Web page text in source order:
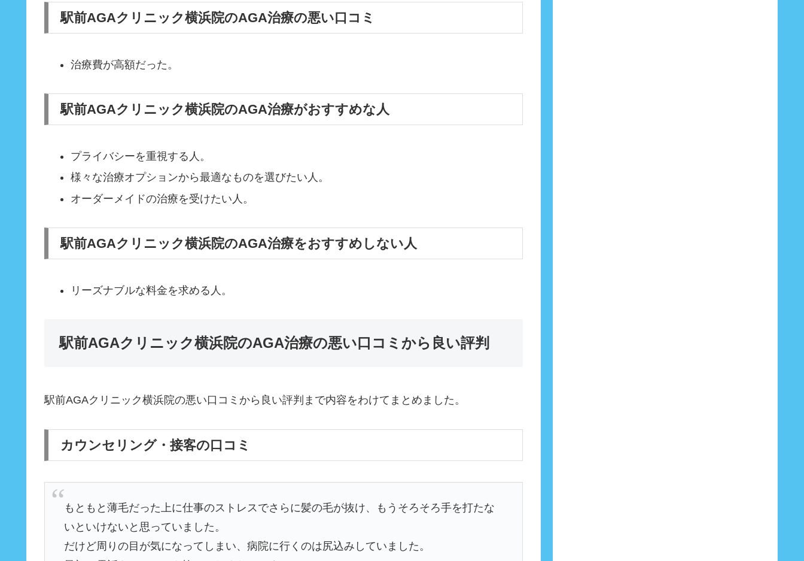
駅前AGAクリニック横浜院のAGA治療の悪い口コミ
治療費が高額だった。
駅前AGAクリニック横浜院のAGA治療がおすすめな人
プライバシーを重視する人。
様々な治療オプションから最適なものを選びたい人。
オーダーメイドの治療を受けたい人。
駅前AGAクリニック横浜院のAGA治療をおすすめしない人
リーズナブルな料金を求める人。
駅前AGAクリニック横浜院のAGA治療の悪い口コミから良い評判
駅前AGAクリニック横浜院の悪い口コミから良い評判まで内容をわけてまとめました。
カウンセリング・接客の口コミ
もともと薄毛だった上に仕事のストレスでさらに髪の毛が抜け、もうそろそろ手を打たな
いといけないと思っていました。
だけど周りの目が気になってしまい、病院に行くのは尻込みしていました。